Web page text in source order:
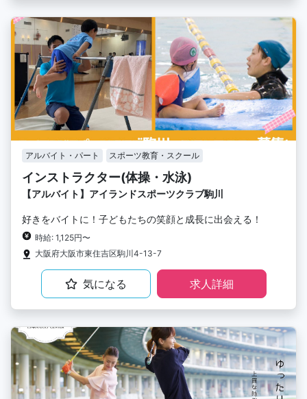
アルバイト・パート スポーツ教育・スクール
インストラクター(体操・水泳)
【アルバイト】アイランドスポーツクラブ駒川
好きをバイトに！子どもたちの笑顔と成長に出会える！
時給: 1,125円〜
大阪府大阪市東住吉区駒川4-13-7
気になる 求人詳細